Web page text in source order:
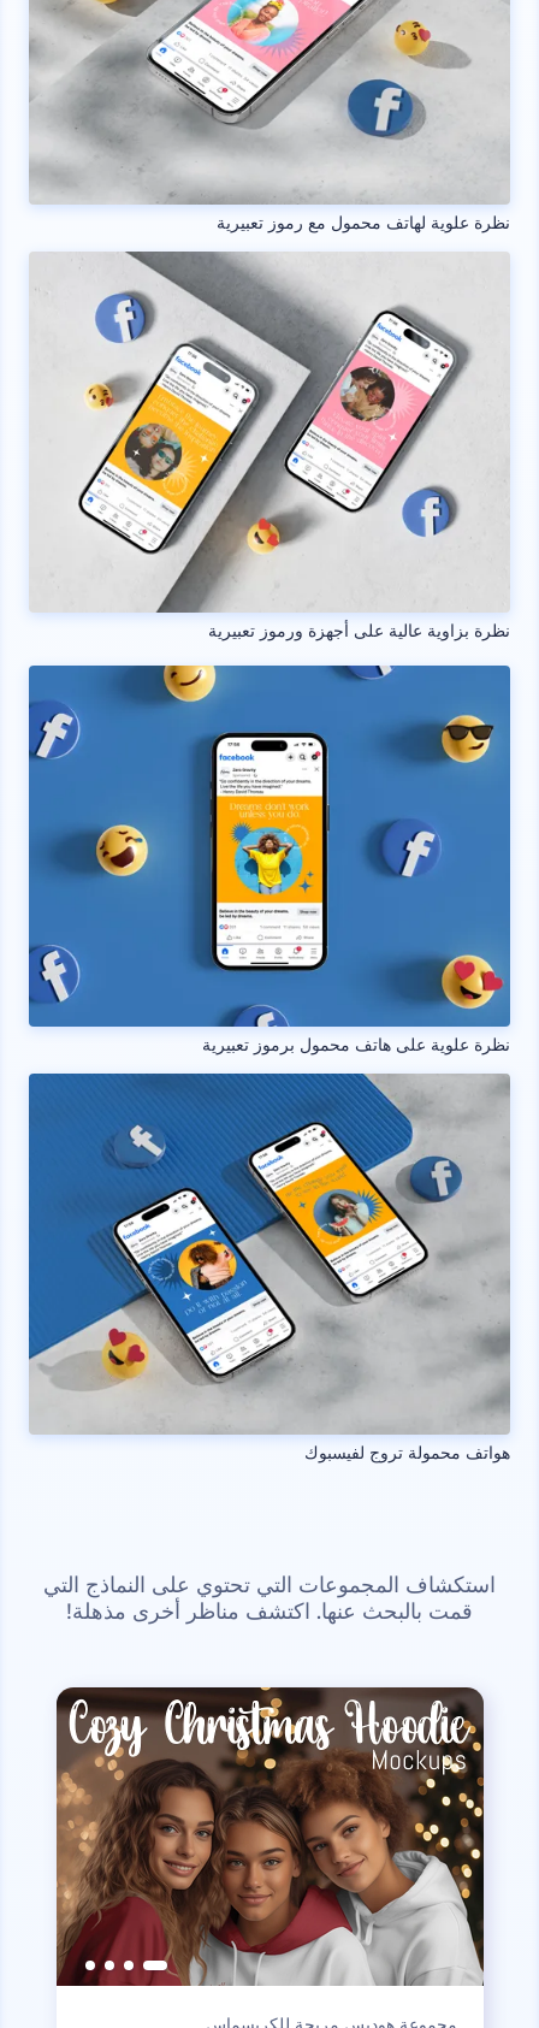
نظرة علوية لهاتف محمول مع رموز تعبيرية
نظرة بزاوية عالية على أجهزة ورموز تعبيرية
نظرة علوية على هاتف محمول برموز تعبيرية
هواتف محمولة تروج لفيسبوك
استكشاف المجموعات التي تحتوي على النماذج التي
قمت بالبحث عنها. اكتشف مناظر أخرى مذهلة!